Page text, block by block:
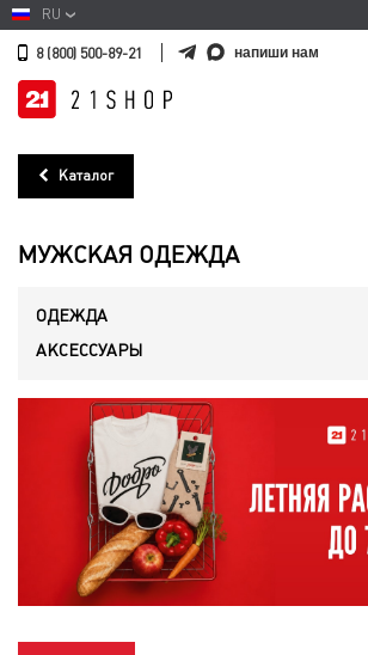
RU
8 (800) 500-89-21 напиши нам
Каталог
МУЖСКАЯ ОДЕЖДА
ОДЕЖДА
АКСЕССУАРЫ